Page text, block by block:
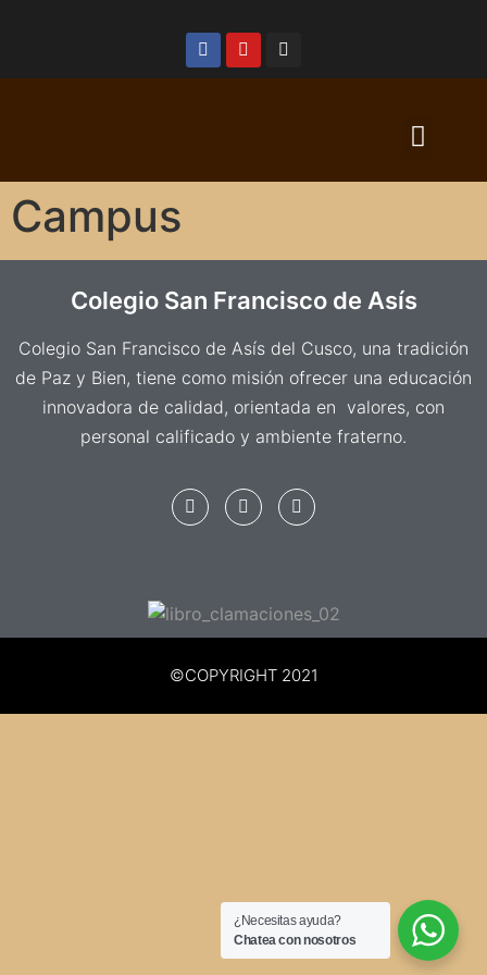
Campus
Colegio San Francisco de Asís
Colegio San Francisco de Asís del Cusco, una tradición
de Paz y Bien, tiene como misión ofrecer una educación
innovadora de calidad, orientada en valores, con
personal calificado y ambiente fraterno.
©COPYRIGHT 2021
¿Necesitas ayuda?
Chatea con nosotros